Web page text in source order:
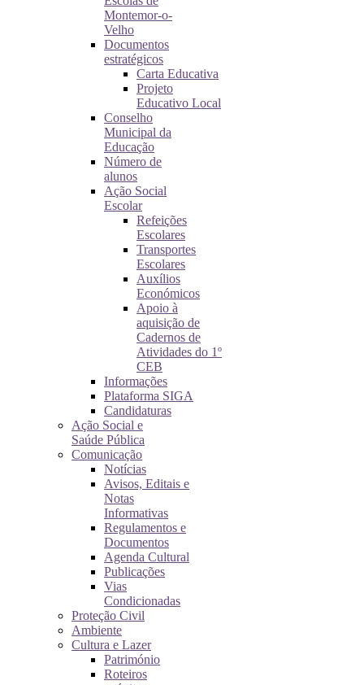
Montemor-o-
Velho
Documentos
estratégicos
Carta Educativa
Projeto
Educativo Local
Conselho
Municipal da
Educação
Número de
alunos
Ação Social
Escolar
Refeições
Escolares
Transportes
Escolares
Auxílios
Económicos
Apoio à
aquisição de
Cadernos de
Atividades do 1º
CEB
Informações
Plataforma SIGA
Candidaturas
Ação Social e
Saúde Pública
Comunicação
Notícias
Avisos, Editais e
Notas
Informativas
Regulamentos e
Documentos
Agenda Cultural
Publicações
Vias
Condicionadas
Proteção Civil
Ambiente
Cultura e Lazer
Património
Roteiros